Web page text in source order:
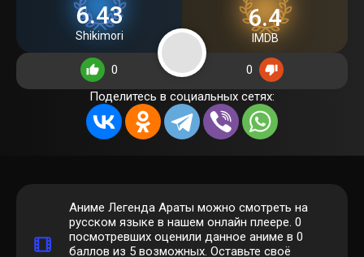
6.43
Shikimori
6.4
IMDB
0
0
Поделитесь в социальных сетях:
Аниме Легенда Араты можно смотреть на
русском языке в нашем онлайн плеере. 0
посмотревших оценили данное аниме в 0
баллов из 5 возможных. Оставьте своё